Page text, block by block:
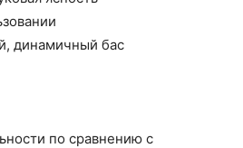
динамичный бас
по сравнению с